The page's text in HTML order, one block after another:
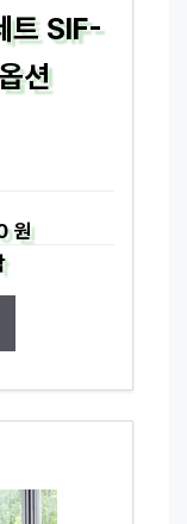
트 SIF-
션
원